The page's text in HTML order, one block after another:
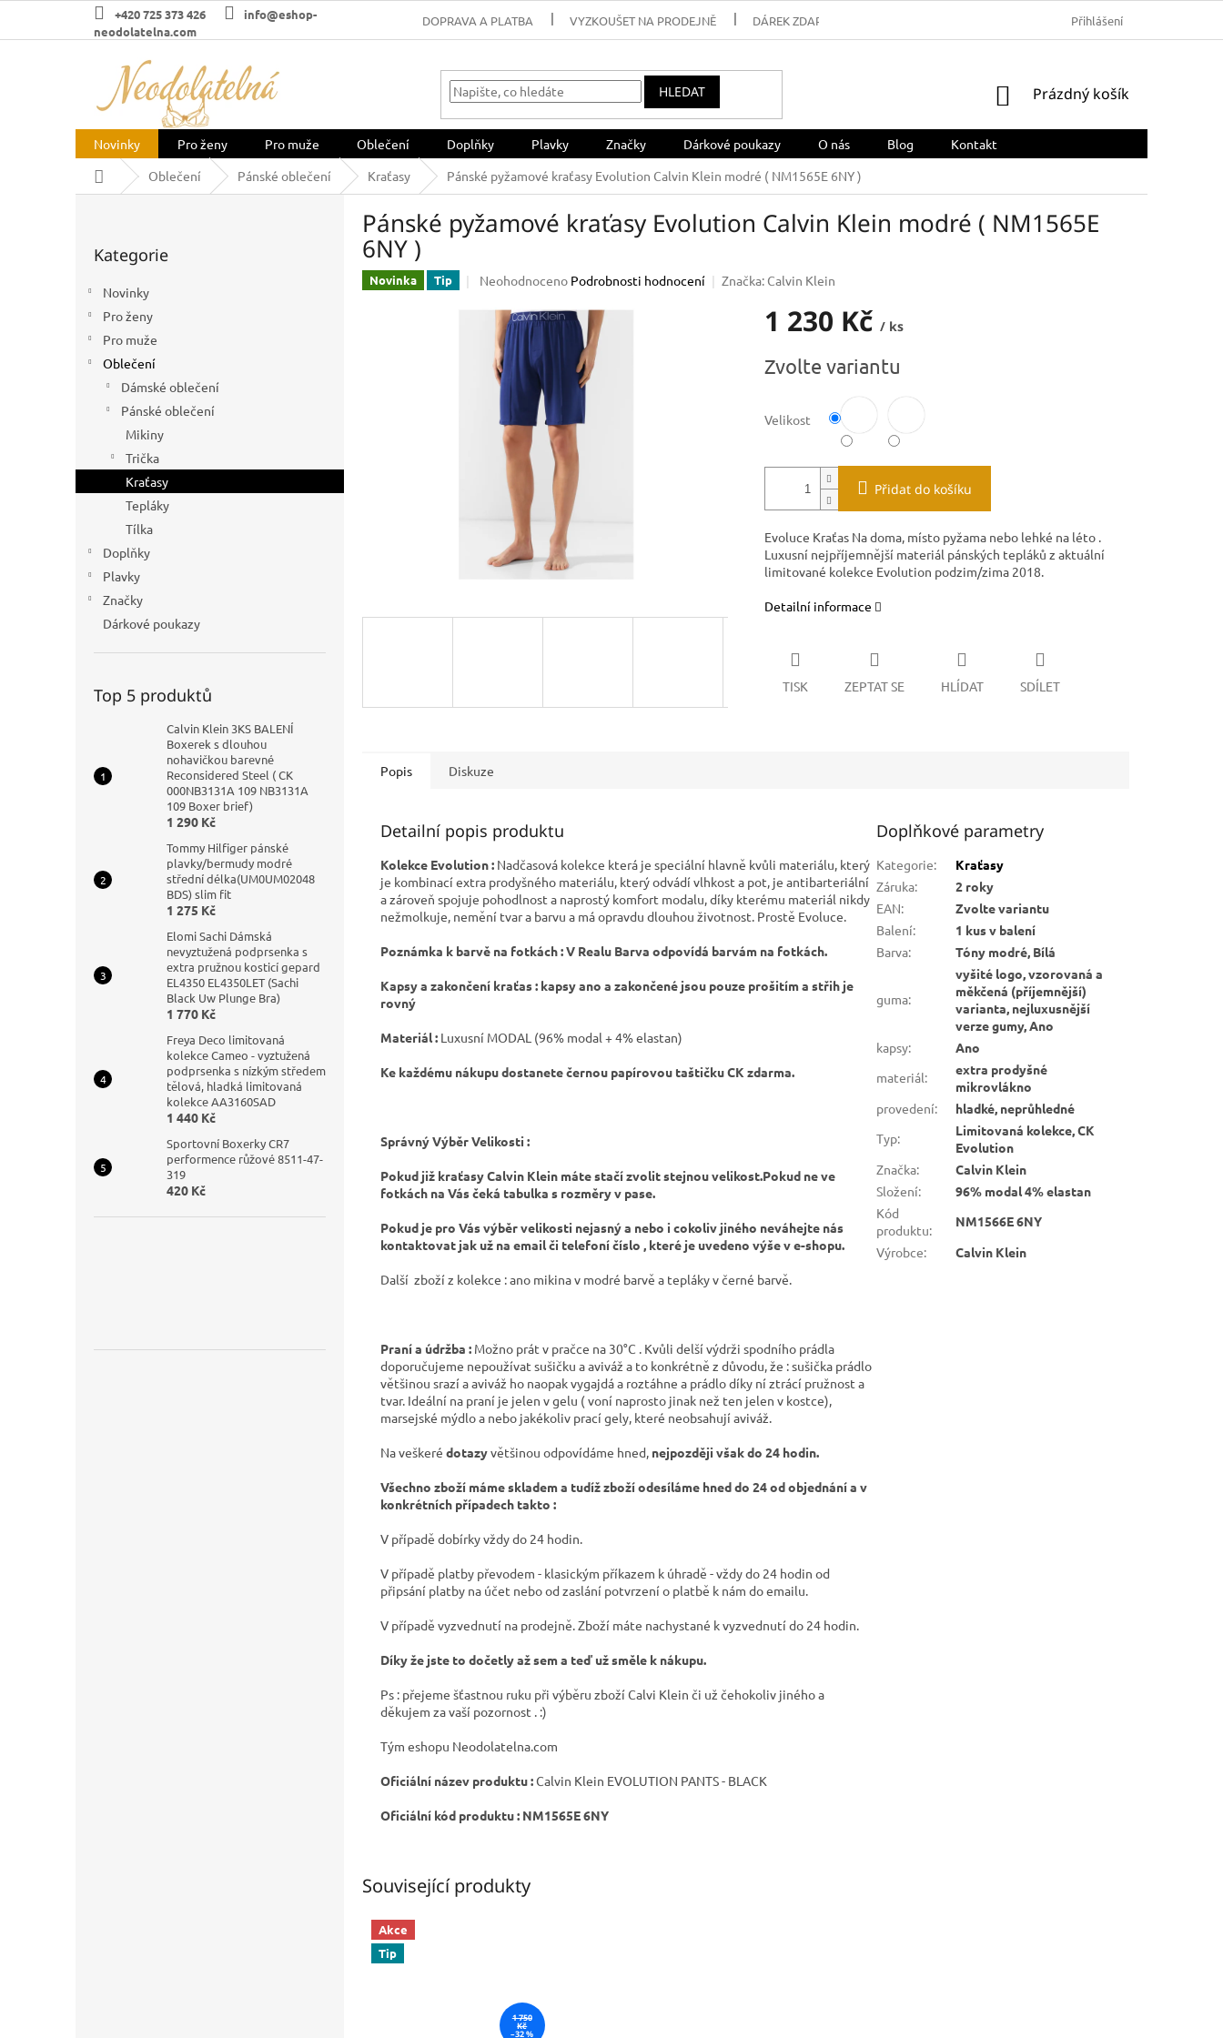
obsah
+420 725 373 426
info@eshop-
neodolatelna.com
DOPRAVA A PLATBA VYZKOUŠET NA PRODEJNĚ DÁREK ZDARMA REKLAMACE A VRÁCENÍ ZBOŽÍ
Přihlášení
HLEDAT
NÁKUPNÍ
Prázdný košík
Novinky Pro ženy Pro muže Oblečení Doplňky Plavky Značky Dárkové poukazy O nás Blog
Kontakt
Domů
Oblečení Pánské oblečení Kraťasy Pánské pyžamové kraťasy Evolution Calvin Klein modré ( NM1565E 6NY )
l
kategorie
Kategorie
Novinky
Pro ženy
Pro muže
Oblečení
Dámské oblečení
Pánské oblečení
Mikiny
Trička
Kraťasy
Tepláky
Tílka
Doplňky
Plavky
Značky
Dárkové poukazy
Top 5 produktů
Calvin Klein 3KS BALENÍ
Boxerek s dlouhou
nohavičkou barevné
Reconsidered Steel ( CK
000NB3131A 109 NB3131A
109 Boxer brief)
1 290 Kč
Tommy Hilfiger pánské
plavky/bermudy modré
střední délka(UM0UM02048
BDS) slim fit
1 275 Kč
Elomi Sachi Dámská
nevyztužená podprsenka s
extra pružnou kosticí gepard
EL4350 EL4350LET (Sachi
Black Uw Plunge Bra)
1 770 Kč
Freya Deco limitovaná
kolekce Cameo - vyztužená
podprsenka s nízkým středem
tělová, hladká limitovaná
kolekce AA3160SAD
1 440 Kč
Sportovní Boxerky CR7
performence růžové 8511-47-
319
420 Kč
Pánské pyžamové kraťasy Evolution Calvin Klein modré ( NM1565E
6NY )
Novinka Tip
Průměrné
produktu
hvězdiček.
Neohodnoceno Podrobnosti hodnocení Značka: Calvin Klein
1 230 Kč / ks
cena:
Zvolte variantu
Velikost
Přidat do košíku
Evoluce Kraťas Na doma, místo pyžama nebo lehké na léto .
Luxusní nejpříjemnější materiál pánských tepláků z aktuální
limitované kolekce Evolution podzim/zima 2018.
Detailní informace
TISK ZEPTAT SE HLÍDAT SDÍLET
Popis Diskuze
Detailní popis produktu
Kolekce Evolution : Nadčasová kolekce která je speciální hlavně kvůli materiálu, který
je kombinací extra prodyšného materiálu, který odvádí vlhkost a pot, je antibarteriální
a zároveň spojuje pohodlnost a naprostý komfort modalu, díky kterému materiál nikdy
nežmolkuje, nemění tvar a barvu a má opravdu dlouhou životnost. Prostě Evoluce.
Poznámka k barvě na fotkách : V Realu Barva odpovídá barvám na fotkách.
Kapsy a zakončení kraťas : kapsy ano a zakončené jsou pouze prošitím a střih je
rovný
Materiál : Luxusní MODAL (96% modal + 4% elastan)
Ke každému nákupu dostanete černou papírovou taštičku CK zdarma.
Správný Výběr Velikosti :
Pokud již kraťasy Calvin Klein máte stačí zvolit stejnou velikost.Pokud ne ve
fotkách na Vás čeká tabulka s rozměry v pase.
Pokud je pro Vás výběr velikosti nejasný a nebo i cokoliv jiného neváhejte nás
kontaktovat jak už na email či telefoní číslo , které je uvedeno výše v e-shopu.
Další zboží z kolekce : ano mikina v modré barvě a tepláky v černé barvě.
Praní a údržba : Možno prát v pračce na 30°C . Kvůli delší výdrži spodního prádla
doporučujeme nepoužívat sušičku a aviváž a to konkrétně z důvodu, že : sušička prádlo
většinou srazí a aviváž ho naopak vygajdá a roztáhne a prádlo díky ní ztrácí pružnost a
tvar. Ideální na praní je jelen v gelu ( voní naprosto jinak než ten jelen v kostce),
marsejské mýdlo a nebo jakékoliv prací gely, které neobsahují aviváž.
Na veškeré dotazyvětšinou odpovídáme hned, nejpozději však do 24 hodin.
Všechno zboží máme skladem a tudíž zboží odesíláme hned do 24 od objednání a v
konkrétních případech takto :
V případě dobírky vždy do 24 hodin.
V případě platby převodem - klasickým příkazem k úhradě - vždy do 24 hodin od
připsání platby na účet nebo od zaslání potvrzení o platbě k nám do emailu.
V případě vyzvednutí na prodejně. Zboží máte nachystané k vyzvednutí do 24 hodin.
Díky že jste to dočetly až sem a teď už směle k nákupu.
Ps : přejeme šťastnou ruku při výběru zboží Calvi Klein či už čehokoliv jiného a
děkujem za vaší pozornost . :)
Tým eshopu Neodolatelna.com
Oficiální název produktu :Calvin Klein EVOLUTION PANTS - BLACK
Oficiální kód produktu : NM1565E 6NY
Doplňkové parametry
Kategorie:
Kraťasy
Záruka:
2 roky
EAN:
Zvolte variantu
Balení:
1 kus v balení
Barva: Tóny modré, Bílá
guma:
vyšité logo, vzorovaná a
měkčená (příjemnější)
varianta, nejluxusnější
verze gumy, Ano
kapsy:
Ano
materiál:
extra prodyšné
mikrovlákno
provedení:
hladké, neprůhledné
Typ:
Limitovaná kolekce, CK
Evolution
Značka:
Calvin Klein
Složení:
96% modal 4% elastan
Kód
produktu:
NM1566E 6NY
Výrobce: Calvin Klein
Související produkty
Akce
Tip
1 750
Kč
–32 %